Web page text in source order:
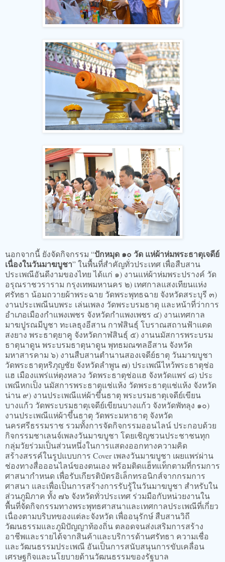
นอกจากนี้ ยังจัดกิจกรรม “ปักหมุด ๑๐ วัด แห่ผ้าห่มพระธาตุเจดีย์
เนื่องในวันมาฆบูชา” ในพื้นที่สำคัญทั่วประเทศ เพื่อสืบสาน
ประเพณีอันดีงามของไทย ได้แก่ ๑) งานแห่ผ้าห่มพระปรางค์ วัด
อรุณราชวราราม กรุงเทพมหานคร ๒) เทศกาลแสงเทียนแห่ง
ศรัทธา น้อมถวายผ้าพระฉาย วัดพระพุทธฉาย จังหวัดสระบุรี ๓)
งานประเพณีนบพระ เล่นเพลง วัดพระบรมธาตุ และหน้าที่ว่าการ
อำเภอเมืองกำแพงเพชร จังหวัดกำแพงเพชร ๔) งานเทศกาล
มาฆปูรณมีบูชา ทะเลธุงอีสาน กาฬสินธุ์ โบราณสถานฟ้าแดด
สงยาง พระธาตุยาคู จังหวัดกาฬสินธุ์ ๕) งานนมัสการพระบรม
ธาตุนาดูน พระบรมธาตุนาดูน พุทธมณฑลอีสาน จังหวัด
มหาสารคาม ๖) งานสืบสานตำนานสองเจดีย์ธาตุ วันมาฆบูชา
วัดพระธาตุหริภุญชัย จังหวัดลำพูน ๗) ประเพณีไหว้พระธาตุช่อ
แฮ เมืองแพร่แห่ตุงหลวง วัดพระธาตุช่อแฮ จังหวัดแพร่ ๘) ประ
เพณีหกเป็ง นมัสการพระธาตุแช่แห้ง วัดพระธาตุแช่แห้ง จังหวัด
น่าน ๙) งานประเพณีแห่ผ้าขึ้นธาตุ พระบรมธาตุเจดีย์เขียน
บางแก้ว วัดพระบรมธาตุเจดีย์เขียนบางแก้ว จังหวัดพัทลุง ๑๐)
งานประเพณีแห่ผ้าขึ้นธาตุ วัดพระมหาธาตุ จังหวัด
นครศรีธรรมราช รวมทั้งการจัดกิจกรรมออนไลน์ ประกอบด้วย
กิจกรรมชาเลนจ์เพลงวันมาฆบูชา โดยเชิญชวนประชาชนทุก
กลุ่มวัยร่วมเป็นส่วนหนึ่งในการแสดงออกทางความคิด
สร้างสรรค์ในรูปแบบการ Cover เพลงวันมาฆบูชา เผยแพร่ผ่าน
ช่องทางสื่อออนไลน์ของตนเอง พร้อมติดแฮ็ทแท็กตามที่กรมการ
ศาสนากำหนด เพื่อรับเกียรติบัตรอิเล็กทรอนิกส์จากกรมการ
ศาสนา และเพื่อเป็นการสร้างการรับรู้ในวันมาฆบูชา สำหรับใน
ส่วนภูมิภาค ทั้ง ๗๖ จังหวัดทั่วประเทศ ร่วมมือกับหน่วยงานใน
พื้นที่จัดกิจกรรมทางพระพุทธศาสนาและเทศกาลประเพณีที่เกี่ยว
เนื่องตามบริบทของแต่ละจังหวัด เพื่ออนุรักษ์ สืบสานวิถี
วัฒนธรรมและภูมิปัญญาท้องถิ่น ตลอดจนส่งเสริมการสร้าง
อาชีพและรายได้จากสินค้าและบริการด้านศรัทธา ความเชื่อ
และวัฒนธรรมประเพณี อันเป็นการสนับสนุนการขับเคลื่อน
เศรษฐกิจและนโยบายด้านวัฒนธรรมของรัฐบาล